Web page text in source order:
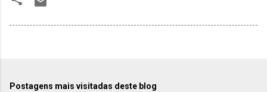
Postagens mais visitadas deste blog